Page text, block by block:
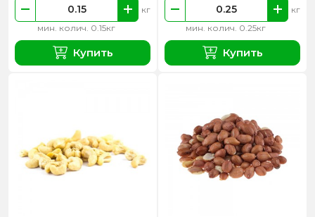
мин. колич. 0.15кг
кг
Купить
мин. колич. 0.25кг
кг
Купить